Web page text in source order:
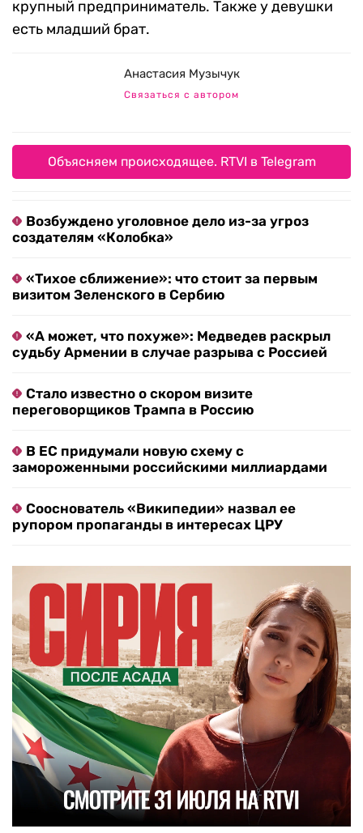
крупный предприниматель. Также у девушки
есть младший брат.
Анастасия Музычук
Связаться с автором
Объясняем происходящее. RTVI в Telegram
Возбуждено уголовное дело из-за угроз
создателям «Колобка»
«Тихое сближение»: что стоит за первым
визитом Зеленского в Сербию
«А может, что похуже»: Медведев раскрыл
судьбу Армении в случае разрыва с Россией
Стало известно о скором визите
переговорщиков Трампа в Россию
В ЕС придумали новую схему с
замороженными российскими миллиардами
Сооснователь «Википедии» назвал ее
рупором пропаганды в интересах ЦРУ